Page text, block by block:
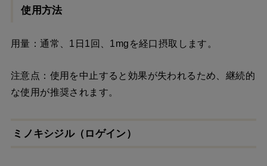
使用方法
用量：通常、1日1回、1mgを経口摂取します。
注意点：使用を中止すると効果が失われるため、継続的
な使用が推奨されます。
ミノキシジル（ロゲイン）